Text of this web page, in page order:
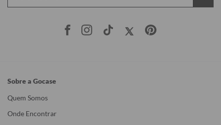
Sobre a Gocase
Quem Somos
Onde Encontrar